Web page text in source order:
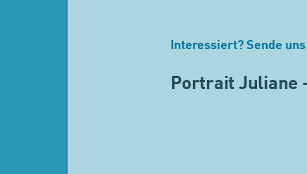
Interessiert? Sende
Portrait Juliane